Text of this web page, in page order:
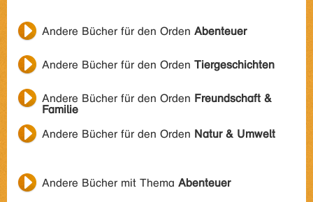
Andere Bücher für den Orden Abenteuer
Andere Bücher für den Orden Tiergeschichten
Andere Bücher für den Orden Freundschaft &
Familie
Andere Bücher für den Orden Natur & Umwelt
Andere Bücher mit Thema Abenteuer